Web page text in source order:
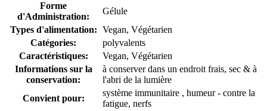
Forme
d'Administration:
Gélule
Types d'alimentation: Vegan, Végétarien
Catégories:
polyvalents
Caractéristiques:
Vegan, Végétarien
Informations sur la
conservation:
à conserver dans un endroit frais, sec & à
l'abri de la lumière
Convient pour:
système immunitaire , humeur - contre la
fatigue, nerfs